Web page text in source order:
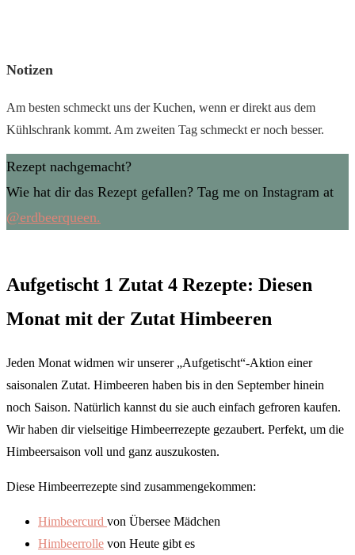
Notizen
Am besten schmeckt uns der Kuchen, wenn er direkt aus dem
Kühlschrank kommt. Am zweiten Tag schmeckt er noch besser.
Rezept nachgemacht?
Wie hat dir das Rezept gefallen? Tag me on Instagram at
@erdbeerqueen.
Aufgetischt 1 Zutat 4 Rezepte: Diesen
Monat mit der Zutat Himbeeren
Jeden Monat widmen wir unserer „Aufgetischt“-Aktion einer
saisonalen Zutat. Himbeeren haben bis in den September hinein
noch Saison. Natürlich kannst du sie auch einfach gefroren kaufen.
Wir haben dir vielseitige Himbeerrezepte gezaubert. Perfekt, um die
Himbeersaison voll und ganz auszukosten.
Diese Himbeerrezepte sind zusammengekommen:
Himbeercurd von Übersee Mädchen
Himbeerrolle von Heute gibt es